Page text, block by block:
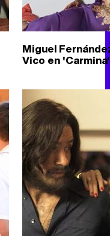
Miguel
Vico en 'Carmina'